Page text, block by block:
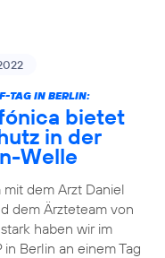
TAG IN BERLIN:
bietet
in der
Welle
mit dem Arzt Daniel
dem Ärzteteam von
haben wir im
in Berlin an einem Tag